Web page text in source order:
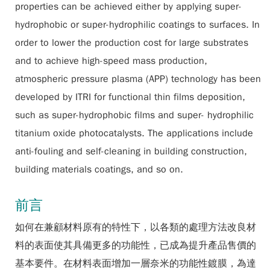
properties can be achieved either by applying super-
hydrophobic or super-hydrophilic coatings to surfaces. In
order to lower the production cost for large substrates
and to achieve high-speed mass production,
atmospheric pressure plasma (APP) technology has been
developed by ITRI for functional thin films deposition,
such as super-hydrophobic films and super- hydrophilic
titanium oxide photocatalysts. The applications include
anti-fouling and self-cleaning in building construction,
building materials coatings, and so on.
前言
如何在兼顧材料原有的特性下，以各類的處理方法改良材
料的表面使其具備更多的功能性，已成為提升產品售價的
基本要件。在材料表面增加一層奈米的功能性鍍膜，為達